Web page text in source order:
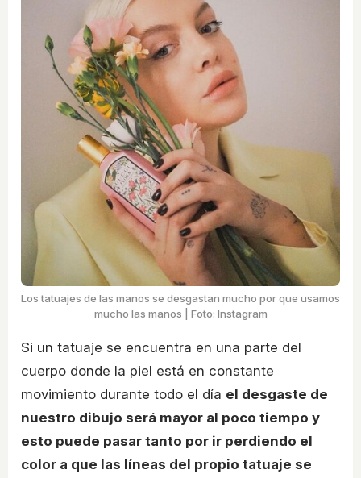
Los tatuajes de las manos se desgastan mucho por que usamos
mucho las manos | Foto: Instagram
Si un tatuaje se encuentra en una parte del
cuerpo donde la piel está en constante
movimiento durante todo el día el desgaste de
nuestro dibujo será mayor al poco tiempo y
esto puede pasar tanto por ir perdiendo el
color a que las líneas del propio tatuaje se